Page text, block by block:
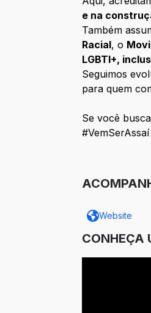
e na
Também
Racial, o
LGBTI+,
Seguimos
para quem
Se você
#VemSerAssaí
Website
CONHEÇA